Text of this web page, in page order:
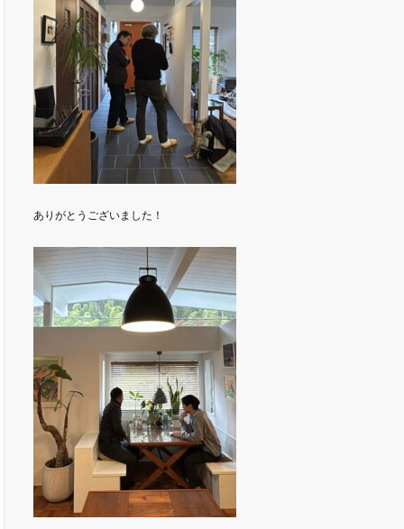
ありがとうございました！